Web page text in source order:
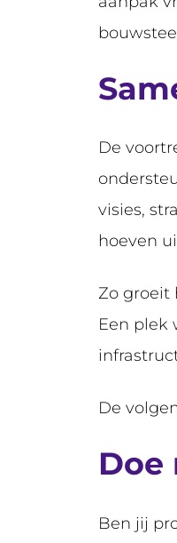
De
visies,
hoeven
Zo groeit
Een plek
De
Doe
Ben jij